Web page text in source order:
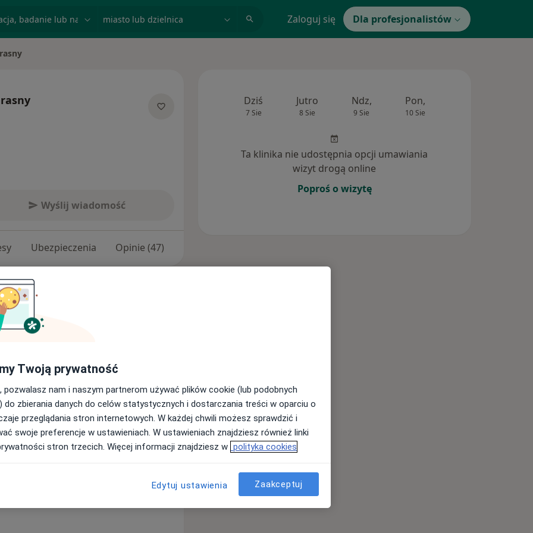
Zaloguj się Dla profesjonalistów
Wyślij wiadomość
Ubezpieczenia Opinie (47)
z urologii, które
Pomorskiego Uniwersytetu
ośrodkiem urologicznym w Polsce
testowy European Board of
im. Karola Marcinkowskiego w
od Rektora Uczelni w 2017r.
„Ocena wybranych parametrów
nasiennego”. Ponadto
naukowe oraz wystąpienia
chirurgii robotycznej. Od
robotycznym w zakresie „First
Dziś
7 Sie
Jutro
8 Sie
Ndz,
9 Sie
Pon,
10 Sie
Ta klinika nie udostępnia opcji umawiania
wizyt drogą online
Poproś o wizytę
Twoją prywatność
pozwalasz nam i naszym partnerom używać plików cookie (lub podobnych
do zbierania danych do celów statystycznych i dostarczania treści w oparciu o
przeglądania stron internetowych. W każdej chwili możesz sprawdzić i
swoje preferencje w ustawieniach. W ustawieniach znajdziesz również linki
stron trzecich. Więcej informacji znajdziesz w polityka cookies
Edytuj ustawienia Zaakceptuj